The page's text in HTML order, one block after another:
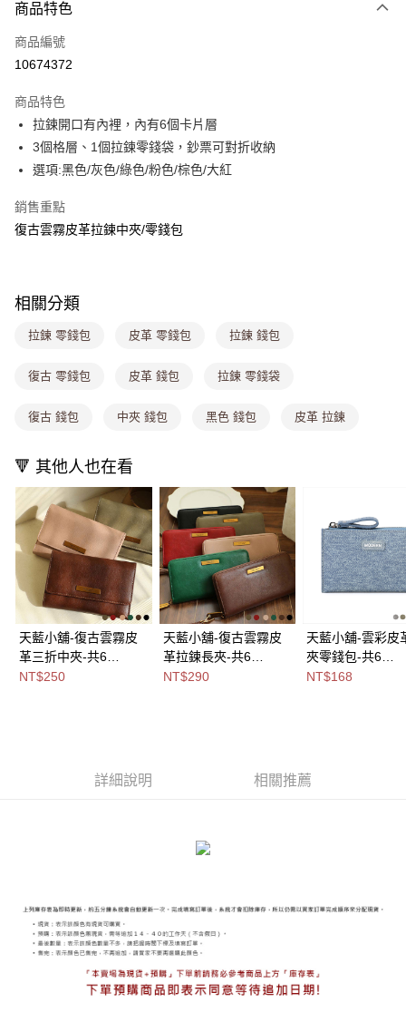
信用卡一次付款
超商取貨付款
Apple Pay
街口支付
Google Pay
【大哥付你分期使用說明】
1.本服務由台灣大哥大提供，台灣大哥大用戶可立即使用無須另外申請。
2.付款方式選擇「大哥付你分期」，訂單成立後會自動跳轉到大哥付的交易
3.實際核准額度、可分期數及費用金額請依後續交易確認頁面所載為準。
消。如遇「轉專審核」未通過狀況，表示未達大哥付你分期系統評分，恕無
1.分期款項不併入電信帳單，「大哥付你分期」於每月結算日後寄送繳費提
醒簡訊。
2.透過簡訊連結打開帳單後，可選擇「超商條碼／台灣大直營門市／銀行轉
帳／街口支付／iPASS MONEY」等通路繳費。
【注意事項】
1.本服務係由「台灣大哥大股份有限公司」（以下簡稱本公司）所提供，讓
用戶於交易時，得透過本服務購買商品或服務，並由商店將買賣／分期付款
買賣價金債權讓與本公司後，依約使用本公司帳單繳交帳款。
2.基於同意付款使用「大哥付你分期」之契約關係目的，商店將以您的個人
資料（包含姓名、電話或地址）提供予台灣大哥大進項蒐集、處理及利用，
由本公司與您本人進行分期帳單所需資料之確認、核對及更正。
3.完整用戶服務條款，請詳閱以下連結：https://oppay.tw/userRule
ATM付款
全家取貨付款
每筆NT$80，滿NT$699(含以上)免運費
每筆NT$80，滿NT$699(含以上)免運費
萊爾富取貨付款
每筆NT$8,888，滿NT$8,888(含以上)免運費
付款後萊爾富取貨
每筆NT$8,888，滿NT$8,888(含以上)免運費
7-11取貨付款
每筆NT$80，滿NT$1,000(含以上)免運費
付款後7-11取貨
付款後門市自取
商品特色
商品編號
10674372
商品特色
拉鍊開口有內裡，內有6個卡片層
3個格層、1個拉鍊零錢袋，鈔票可對折收納
選項:黑色/灰色/綠色/粉色/棕色/大紅
銷售重點
復古雲霧皮革拉鍊中夾/零錢包
相關分類
拉鍊 零錢包 皮革 零錢包 拉鍊 錢包
復古 零錢包 皮革 錢包 拉鍊 零錢袋
復古 錢包 中夾 錢包 黑色 錢包 皮革 拉鍊
🔻 其他人也在看
天藍小舖-復古雲霧皮
革三折中夾-共6
色-$250【A08081835
NT$250
天藍小舖-復古雲霧皮
革拉鍊長夾-共6
色-$290【A08081834
NT$290
天藍小舖-雲彩皮
夾零錢包-共6
色-$168【
NT$168
詳細說明 相關推薦